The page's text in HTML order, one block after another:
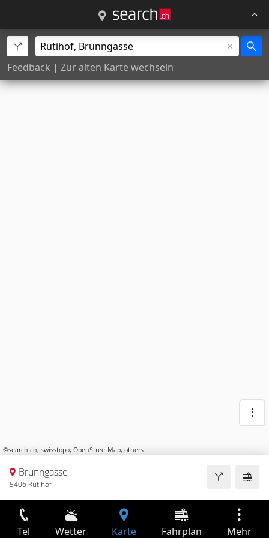
Feedback | Zur alten Karte wechseln
©search.ch, swisstopo, OpenStreetMap, others
Brunngasse
5406 Rütihof
Tel Wetter Karte Fahrplan Mehr